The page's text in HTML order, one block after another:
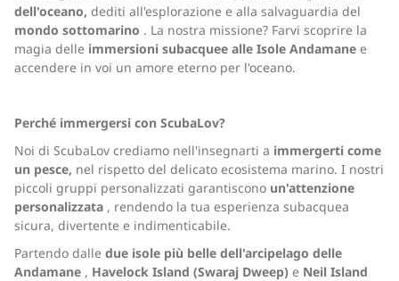
dell'oceano, dediti all'esplorazione e alla salvaguardia del
mondo sottomarino . La nostra missione? Farvi scoprire la
magia delle immersioni subacquee alle Isole Andamane e
accendere in voi un amore eterno per l'oceano.
Perché immergersi con ScubaLov?
Noi di ScubaLov crediamo nell'insegnarti a immergerti come
un pesce, nel rispetto del delicato ecosistema marino. I nostri
piccoli gruppi personalizzati garantiscono un'attenzione
personalizzata , rendendo la tua esperienza subacquea
sicura, divertente e indimenticabile.
Partendo dalle due isole più belle dell'arcipelago delle
Andamane , Havelock Island (Swaraj Dweep) e Neil Island